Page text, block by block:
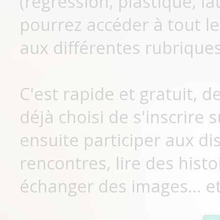
pourrez accéder à tout
aux différentes
C'est rapide et gratuit,
déjà choisi de s'inscrire
ensuite participer aux
rencontres, lire des
échanger des images...